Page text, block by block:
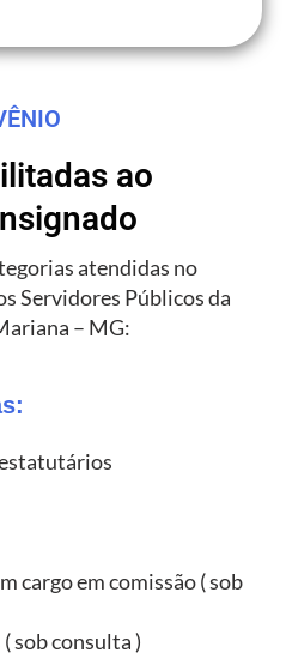
ao
atendidas no
Servidores Públicos da
– MG:
cargo em comissão ( sob
sob consulta )